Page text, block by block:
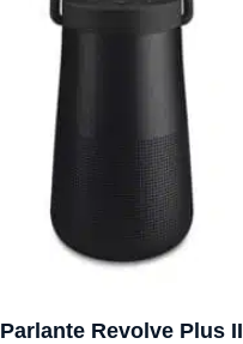
Parlante Revolve Plus II